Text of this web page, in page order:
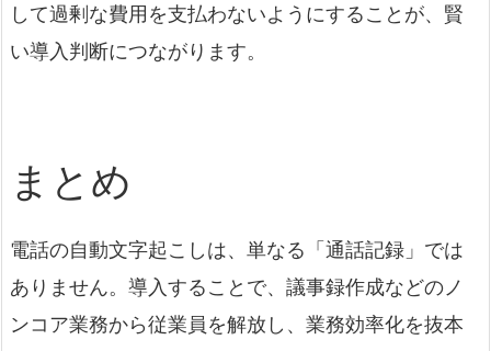
して過剰な費用を支払わないようにすることが、賢
い導入判断につながります。
まとめ
電話の自動文字起こしは、単なる「通話記録」では
ありません。導入することで、議事録作成などのノ
ンコア業務から従業員を解放し、業務効率化を抜本